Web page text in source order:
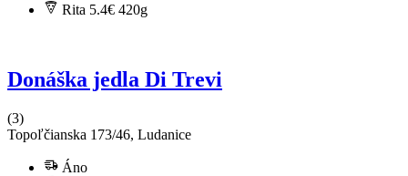
Rita 5.4€ 420g
Donáška jedla Di Trevi
(3)
Topoľčianska 173/46, Ludanice
Áno